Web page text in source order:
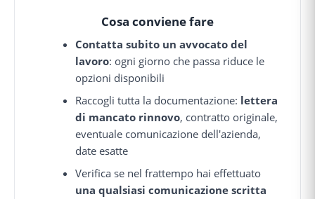
Cosa conviene fare
Contatta subito un avvocato del
lavoro: ogni giorno che passa riduce le
opzioni disponibili
Raccogli tutta la documentazione: lettera
di mancato rinnovo, contratto originale,
eventuale comunicazione dell'azienda,
date esatte
Verifica se nel frattempo hai effettuato
una qualsiasi comunicazione scritta